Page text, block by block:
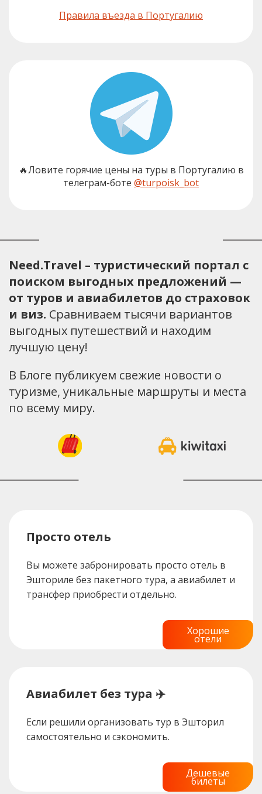
Правила въезда в Португалию
🔥Ловите горячие цены на туры в Португалию в
телеграм-боте @turpoisk_bot
Need.Travel – туристический портал с
поиском выгодных предложений —
от туров и авиабилетов до страховок
и виз. Сравниваем тысячи вариантов
выгодных путешествий и находим
лучшую цену!
В Блоге публикуем свежие новости о
туризме, уникальные маршруты и места
по всему миру.
Просто отель
Вы можете забронировать просто отель в
Эшториле без пакетного тура, а авиабилет и
трансфер приобрести отдельно.
Хорошие
отели
Авиабилет без тура ✈️
Если решили организовать тур в Эшторил
самостоятельно и сэкономить.
Дешевые
билеты